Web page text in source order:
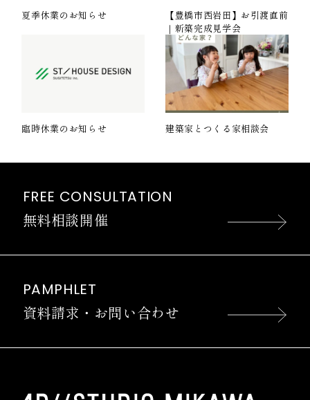
夏季休業のお知らせ
【豊橋市西岩田】お引渡直前
｜新築完成見学会
臨時休業のお知らせ 建築家とつくる家相談会
FREE CONSULTATION
無料相談開催
PAMPHLET
資料請求・お問い合わせ